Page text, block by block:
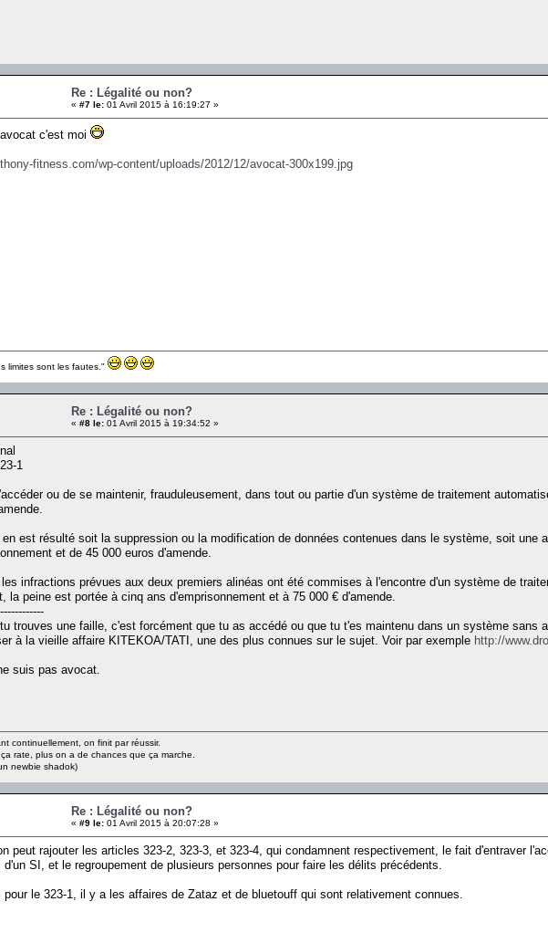
Re : Légalité ou non?
« #7 le: 01 Avril 2015 à 16:19:27 »
c'est moi
fitness.com/wp-content/uploads/2012/12/avocat-300x199.jpg
limites sont les fautes."
Re : Légalité ou non?
« #8 le: 01 Avril 2015 à 19:34:52 »
1
ou de se maintenir, frauduleusement, dans tout ou partie d'un système de traitement
en est résulté soit la suppression ou la modification de données contenues dans le système, soit
et de 45 000 euros d'amende.
les infractions prévues aux deux premiers alinéas ont été commises à l'encontre d'un système de
la peine est portée à cinq ans d'emprisonnement et à 75 000 € d'amende.
trouves une faille, c'est forcément que tu as accédé ou que tu t'es maintenu dans un système sans
à la vieille affaire KITEKOA/TATI, une des plus connues sur le sujet. Voir par exemple http://
suis pas avocat.
continuellement, on finit par réussir.
rate, plus on a de chances que ça marche.
newbie shadok)
Re : Légalité ou non?
« #9 le: 01 Avril 2015 à 20:07:28 »
peut rajouter les articles 323-2, 323-3, et 323-4, qui condamnent respectivement, le fait d'entraver
d'un SI, et le regroupement de plusieurs personnes pour faire les délits précédents.
pour le 323-1, il y a les affaires de Zataz et de bluetouff qui sont relativement connues.